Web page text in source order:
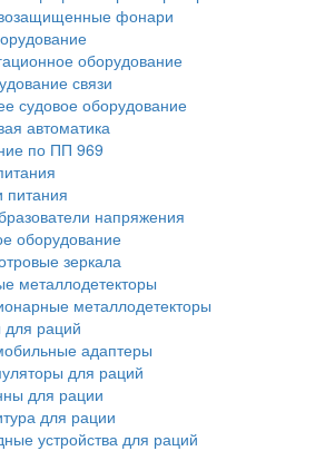
фонари
оборудование
связи
судовое оборудование
автоматика
по ПП 969
питания
напряжения
оборудование
зеркала
металлодетекторы
металлодетекторы
для раций
адаптеры
для раций
для рации
для рации
устройства для раций